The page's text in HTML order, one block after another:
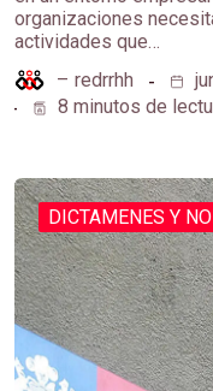
organizaciones
actividades que…
– redrrhh
8 minutos de
DICTAMENES Y